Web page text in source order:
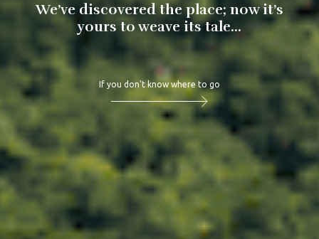
We’ve discovered the place; now it’s
yours to weave its tale...
If you don't know where to go